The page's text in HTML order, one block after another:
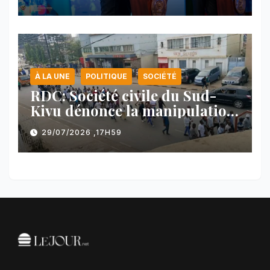
À LA UNE POLITIQUE SOCIÉTÉ
RDC: Société civile du Sud-
Kivu dénonce la manipulation
des manifestations par
l’AFC/M23
29/07/2026 ,17H59